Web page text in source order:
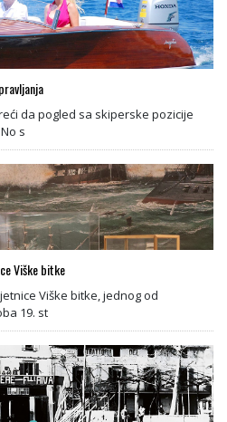
da pogled sa skiperske pozicije
s
Viške bitke
Viške bitke, jednog od
19. st